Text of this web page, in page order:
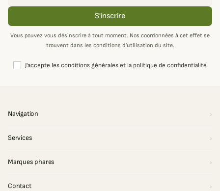
S'inscrire
Vous pouvez vous désinscrire à tout moment. Nos coordonnées à cet effet se
trouvent dans les conditions d’utilisation du site.
J'accepte les conditions générales et la politique de confidentialité
Navigation
Services
Marques phares
Contact